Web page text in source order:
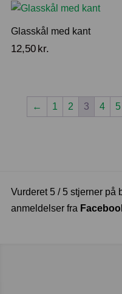
Glasskål med kant
12,50 kr.
← 1 2 3 4 5
Vurderet 5 / 5 stjerner på
anmeldelser fra